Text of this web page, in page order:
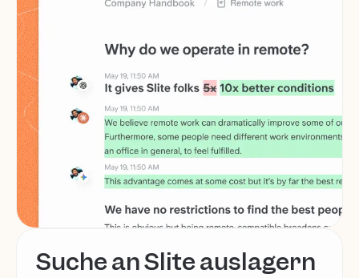
Suche an Slite auslagern